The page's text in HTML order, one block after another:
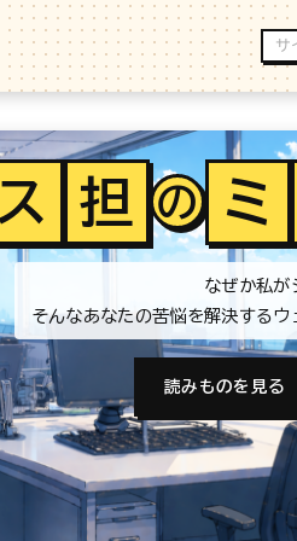
ス 担 の ミ
なぜか私が
そんなあなたの苦悩を解決するウ
読みものを見る